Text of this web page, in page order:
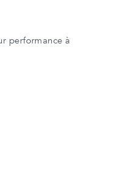
performance à